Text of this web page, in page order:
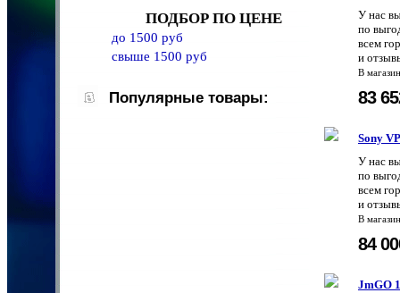
ПОДБОР ПО ЦЕНЕ
до 1500 руб
свыше 1500 руб
Популярные товары:
У нас
по
всем
и
В
83
Sony
У нас
по
всем
и
В
84
JmGO